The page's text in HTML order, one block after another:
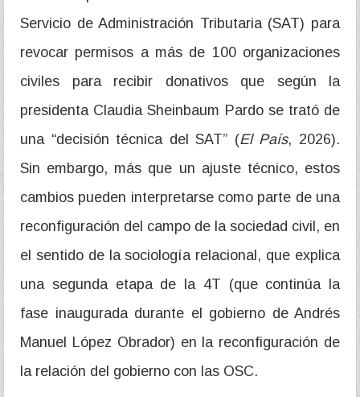
Servicio de Administración Tributaria (SAT) para
revocar permisos a más de 100 organizaciones
civiles para recibir donativos que según la
presidenta Claudia Sheinbaum Pardo se trató de
una “decisión técnica del SAT” (El País, 2026).
Sin embargo, más que un ajuste técnico, estos
cambios pueden interpretarse como parte de una
reconfiguración del campo de la sociedad civil, en
el sentido de la sociología relacional, que explica
una segunda etapa de la 4T (que continúa la
fase inaugurada durante el gobierno de Andrés
Manuel López Obrador) en la reconfiguración de
la relación del gobierno con las OSC.